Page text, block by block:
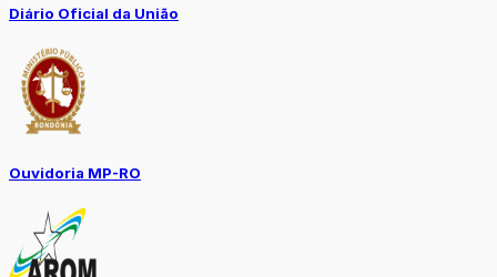
Diário Oficial da União
Ouvidoria MP-RO